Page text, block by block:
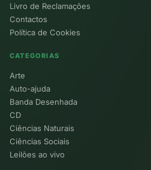
Livro de Reclamações
Contactos
Política de Cookies
CATEGORIAS
Arte
Auto-ajuda
Banda Desenhada
CD
Ciências Naturais
Ciências Sociais
Leilões ao vivo